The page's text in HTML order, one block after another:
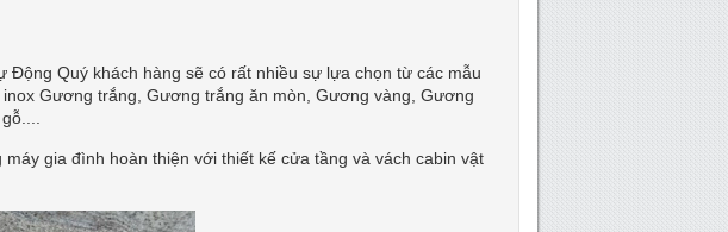
Động Quý khách hàng sẽ có rất nhiều sự lựa chọn từ các mẫu
Gương trắng, Gương trắng ăn mòn, Gương vàng, Gương
gia đình hoàn thiện với thiết kế cửa tầng và vách cabin vật